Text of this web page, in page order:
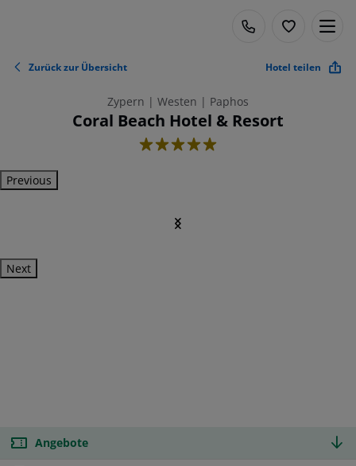
Zurück zur Übersicht Hotel teilen
Zypern | Westen | Paphos
Coral Beach Hotel & Resort
5
Previous
Next
Angebote